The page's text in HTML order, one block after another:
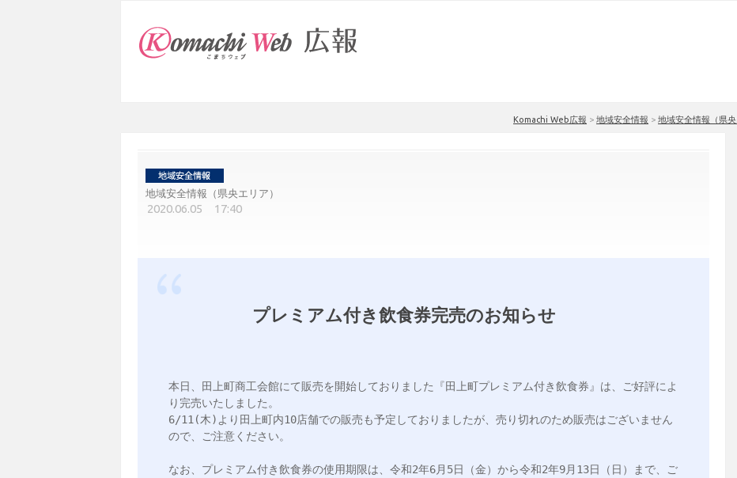
Komachi Web広報 > 地域安全情報 > 地域安全情報（県央
地域安全情報（県央エリア）
2020.06.05 17:40
プレミアム付き飲食券完売のお知らせ
本日、田上町商工会館にて販売を開始しておりました『田上町プレミアム付き飲食券』は、ご好評によ
り完売いたしました。
6/11(木)より田上町内10店舗での販売も予定しておりましたが、売り切れのため販売はございません
ので、ご注意ください。
なお、プレミアム付き飲食券の使用期限は、令和2年6月5日（金）から令和2年9月13日（日）まで、ご